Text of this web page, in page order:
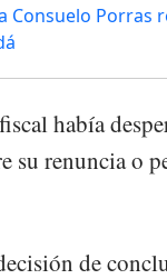
Consuelo Porras
había
su renuncia o
de